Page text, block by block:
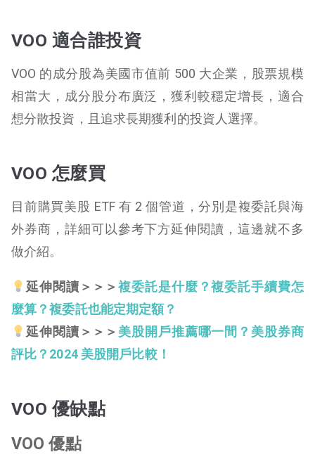
VOO 適合誰投資
VOO 的成分股為美國市值前 500 大企業，股票規模
相當大，成分股分布廣泛，獲利較穩定增長，適合
想分散投資，且追求長期獲利的投資人選擇。
VOO 怎麼買
目前購買美股 ETF 有 2 個管道，分別是複委託與海
外券商，詳細可以參考下方延伸閱讀，這邊就不多
做介紹。
延伸閱讀＞＞＞ 複委託是什麼？複委託手續費怎
麼算？複委託也能定期定額？
延伸閱讀＞＞＞ 美股開戶推薦哪一間？美股券商
評比？2024 美股開戶比較！
VOO 優缺點
VOO 優點